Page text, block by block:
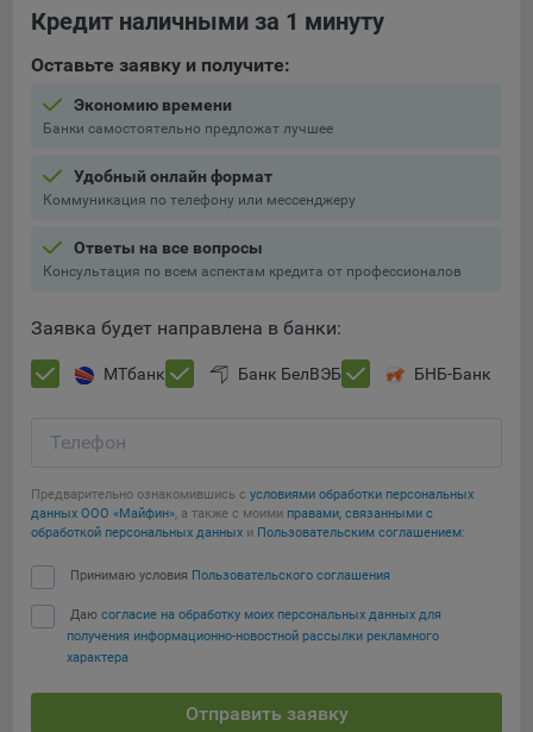
Кредит наличными за 1 минуту
Оставьте заявку и получите:
Экономию времени
Банки самостоятельно предложат лучшее
Удобный онлайн формат
Коммуникация по телефону или мессенджеру
Ответы на все вопросы
Консультация по всем аспектам кредита от профессионалов
Заявка будет направлена в банки:
МТбанк Банк БелВЭБ БНБ-Банк
Телефон
Предварительно ознакомившись с условиями обработки персональных
данных ООО «Майфин», а также с моими правами, связанными с
обработкой персональных данных и Пользовательским соглашением:
Принимаю условия Пользовательского соглашения
Даю согласие на обработку моих персональных данных для
получения информационно-новостной рассылки рекламного
характера
Отправить заявку